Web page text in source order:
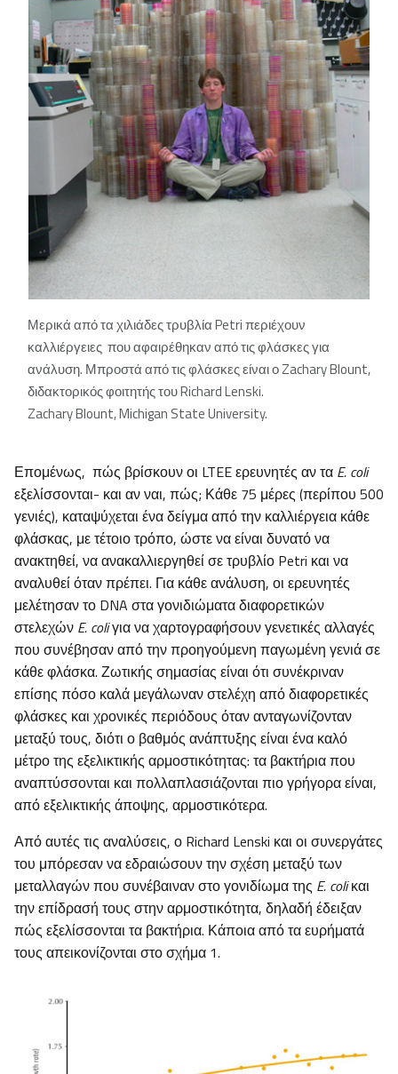
Μερικά από τα χιλιάδες τρυβλίαPetriπεριέχουν
καλλιέργειες που αφαιρέθηκαν από τις φλάσκες για
ανάλυση. Μπροστά από τις φλάσκες είναι οZacharyBlount,
διδακτορικός φοιτητής τουRichardLenski.
Zachary Blount, Michigan State University.
Επομένως, πώς βρίσκουν οι LTEE ερευνητές αν τα E. coli
εξελίσσονται- και αν ναι, πώς; Κάθε 75 μέρες (περίπου 500
γενιές), καταψύχεται ένα δείγμα από την καλλιέργεια κάθε
φλάσκας, με τέτοιο τρόπο, ώστε να είναι δυνατό να
ανακτηθεί, να ανακαλλιεργηθεί σε τρυβλίο Petri και να
αναλυθεί όταν πρέπει. Για κάθε ανάλυση, οι ερευνητές
μελέτησαν το DNA στα γονιδιώματα διαφορετικών
στελεχών E. coliγια να χαρτογραφήσουν γενετικές αλλαγές
που συνέβησαν από την προηγούμενη παγωμένη γενιά σε
κάθε φλάσκα. Ζωτικής σημασίας είναι ότι συνέκριναν
επίσης πόσο καλά μεγάλωναν στελέχη από διαφορετικές
φλάσκες και χρονικές περιόδους όταν ανταγωνίζονταν
μεταξύ τους, διότι ο βαθμός ανάπτυξης είναι ένα καλό
μέτρο της εξελικτικής αρμοστικότητας: τα βακτήρια που
αναπτύσσονται και πολλαπλασιάζονται πιο γρήγορα είναι,
από εξελικτικής άποψης, αρμοστικότερα.
Από αυτές τις αναλύσεις, ο Richard Lenski και οι συνεργάτες
του μπόρεσαν να εδραιώσουν την σχέση μεταξύ των
μεταλλαγών που συνέβαιναν στο γονιδίωμα της E. coliκαι
την επίδρασή τους στην αρμοστικότητα, δηλαδή έδειξαν
πώς εξελίσσονται τα βακτήρια. Κάποια από τα ευρήματά
τους απεικονίζονται στο σχήμα 1.